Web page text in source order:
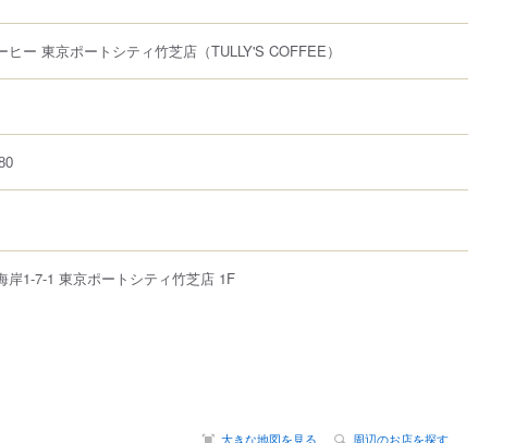
ヒー 東京ポートシティ竹芝店 （TULLY'S COFFEE）
岸1-7-1 東京ポートシティ竹芝店 1F
大きな地図を見る 周辺のお店を探す